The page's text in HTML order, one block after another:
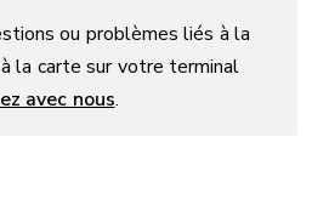
ou problèmes liés à la
la carte sur votre terminal
avec nous.